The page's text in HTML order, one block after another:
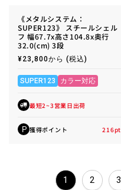
《メタルシステム：
SUPER123》 スチールシェル
フ 幅67.7x高さ104.8x奥行
32.0(cm) 3段
通
価
格
¥23,800から (税込)
SUPER123 カラー対応
最短2~3営業日出荷
P 獲得ポイント 216pt
1 2 3